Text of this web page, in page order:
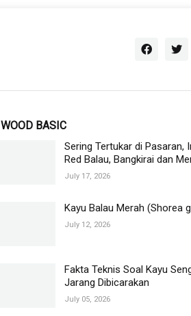
WOOD BASIC
Sering Tertukar di Pasaran,
Red Balau, Bangkirai dan
July 17, 2026
Kayu Balau Merah (Shorea
July 12, 2026
Fakta Teknis Soal Kayu
Jarang Dibicarakan
July 05, 2026